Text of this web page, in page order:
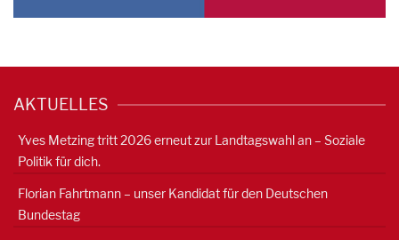
AKTUELLES
Yves Metzing tritt 2026 erneut zur Landtagswahl an – Soziale
Politik für dich.
Florian Fahrtmann – unser Kandidat für den Deutschen
Bundestag